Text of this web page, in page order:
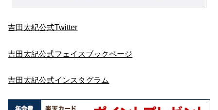
吉田太紀公式Twitter
吉田太紀公式フェイスブックページ
吉田太紀公式インスタグラム